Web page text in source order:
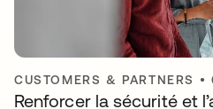
CUSTOMERS & PARTNERS •
Renforcer la sécurité et